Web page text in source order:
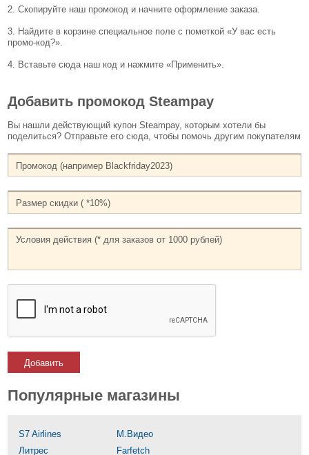
2. Скопируйте наш промокод и начните оформление заказа.
3. Найдите в корзине специальное поле с пометкой «У вас есть
промо-код?».
4. Вставьте сюда наш код и нажмите «Применить».
Добавить промокод Steampay
Вы нашли действующий купон Steampay, которым хотели бы
поделиться? Отправьте его сюда, чтобы помочь другим покупателям
Добавить
Популярные магазины
S7 Airlines
М.Видео
Литрес
Farfetch